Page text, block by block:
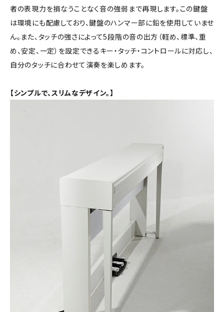
者の表現力を損なうことなく音の強弱まで再現します。この鍵盤
は環境にも配慮しており、鍵盤のハンマー部に鉛を使用していませ
ん。また、タッチの強さによって5段階の音の出方（軽め、標準、重
め、安定、一定）を設定できるキー・タッチ・コントロールに対応し、
自分のタッチに合わせて演奏を楽しめます。
【シンプルで、スリムなデザイン。】